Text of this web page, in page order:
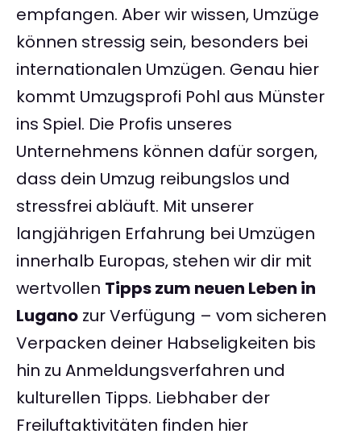
empfangen. Aber wir wissen, Umzüge
können stressig sein, besonders bei
internationalen Umzügen. Genau hier
kommt Umzugsprofi Pohl aus Münster
ins Spiel. Die Profis unseres
Unternehmens können dafür sorgen,
dass dein Umzug reibungslos und
stressfrei abläuft. Mit unserer
langjährigen Erfahrung bei Umzügen
innerhalb Europas, stehen wir dir mit
wertvollen Tipps zum neuen Leben in
Lugano zur Verfügung – vom sicheren
Verpacken deiner Habseligkeiten bis
hin zu Anmeldungsverfahren und
kulturellen Tipps. Liebhaber der
Freiluftaktivitäten finden hier